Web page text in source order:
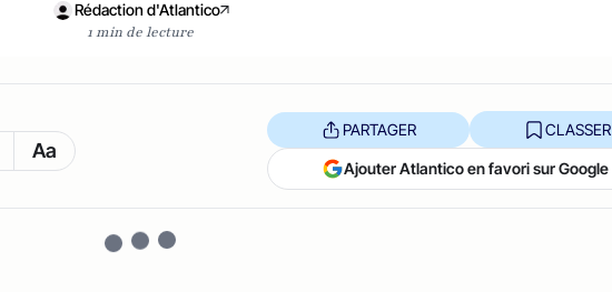
Rédaction d'Atlantico
1 min de lecture
Aa
PARTAGER CLASSER
Ajouter Atlantico en favori sur Google